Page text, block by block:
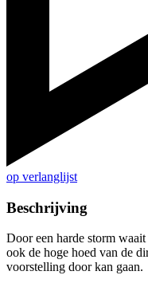
op verlanglijst
Beschrijving
Door een harde storm
ook de hoge hoed van de
voorstelling door kan gaan.